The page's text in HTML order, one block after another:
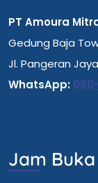
PT Amoura
Gedung Baja
Jl. Pangeran
WhatsApp:
Jam Buka